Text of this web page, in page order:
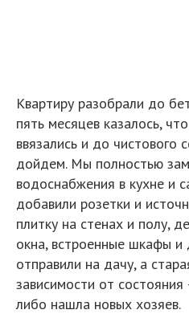
Квартиру разобрали до
пять месяцев казалось,
ввязались и до чистового
дойдем. Мы полностью
водоснабжения в кухне и
добавили розетки и
плитку на стенах и полу,
окна, встроенные шкафы и
отправили на дачу, а
зависимости от
либо нашла новых хозяев.